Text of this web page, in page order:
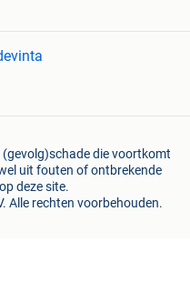
die voortkomt
uit fouten of ontbrekende
deze site.
Alle rechten voorbehouden.